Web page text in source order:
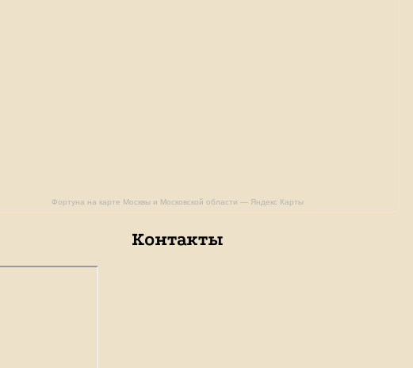
Фортуна на карте Москвы и Московской области — Яндекс Карты
Контакты